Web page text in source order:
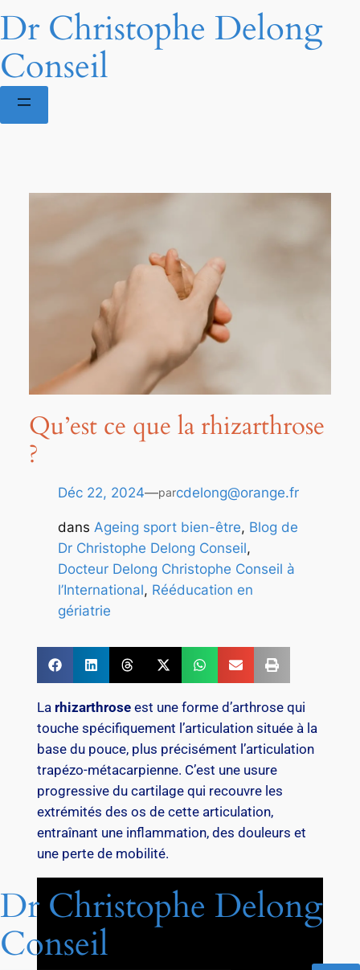
Dr Christophe Delong
Conseil
Qu’est ce que la rhizarthrose
?
Déc 22, 2024—parcdelong@orange.fr
dans Ageing sport bien-être, Blog de
Dr Christophe Delong Conseil
Docteur Delong Christophe Conseil à
l’International, Rééducation en
gériatrie
La rhizarthroseest une forme d’arthrose qui
touche spécifiquement l’articulation située à la
base du pouce, plus précisément l’articulation
trapézo-métacarpienne. C’est une usure
progressive du cartilage qui recouvre les
extrémités des os de cette articulation,
entraînant une inflammation, des douleurs et
une perte de mobilité.
Dr Christophe Delong
Conseil